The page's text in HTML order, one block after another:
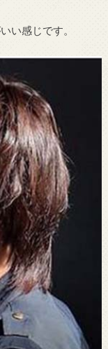
い感じです。